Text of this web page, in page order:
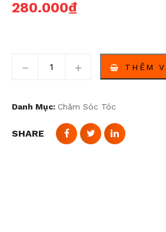
280.000₫
Boots Nature’s Series Ginger số
THÊM
Danh Mục: Chăm Sóc Tóc
SHARE